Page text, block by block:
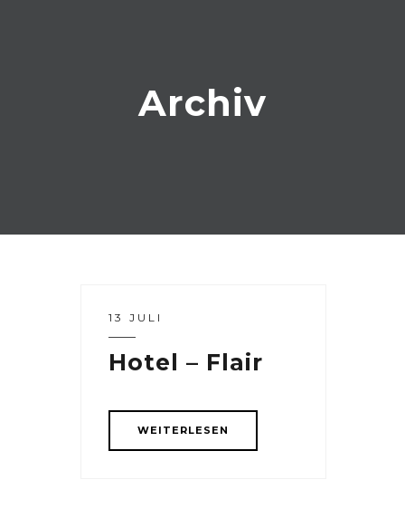
Archiv
13 JULI
Hotel – Flair
WEITERLESEN